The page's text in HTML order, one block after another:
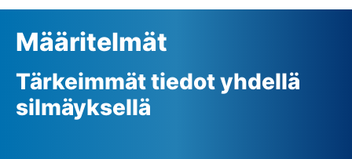
Määritelmät
Tärkeimmät tiedot yhdellä
silmäyksellä